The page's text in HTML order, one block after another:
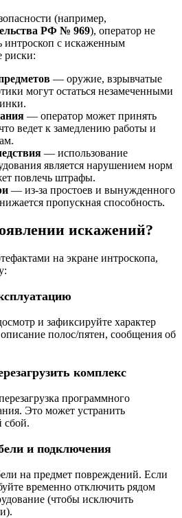
(например,
РФ № 969), оператор не
интроскоп с искаженным
риски:
— оружие, взрывчатые
могут остаться незамеченными
— оператор может принять
ведет к замедлению работы и
— использование
является нарушением норм
повлечь штрафы.
— из-за простоев и вынужденного
пропускная способность.
искажений?
на экране интроскопа,
и зафиксируйте характер
полос/пятен, сообщения об
комплекс
программного
Это может устранить
сбой.
и подключения
на предмет повреждений. Если
временно отключить рядом
(чтобы исключить